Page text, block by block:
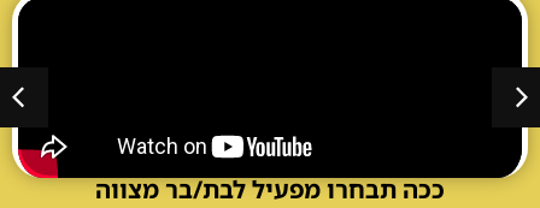
ככה תבחרו מפעיל לבת/בר מצווה